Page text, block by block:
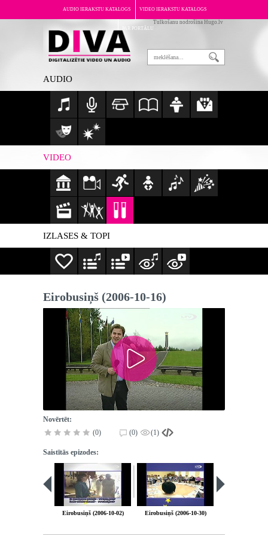
AUDIO IERAKSTU KATALOGS VIDEO IERAKSTU KATALOGS
PAR PORTĀLU
Tulkošanu nodrošina Hugo.lv
AUDIO
VIDEO
IZLASES & TOPI
Eirobusiņš (2006-10-16)
Novērtēt:
(0)
(0) (1)
Saistītās epizodes:
Eirobusiņš (2006-10-02) Eirobusiņš (2006-10-30)